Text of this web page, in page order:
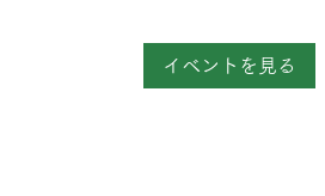
イベントを見る